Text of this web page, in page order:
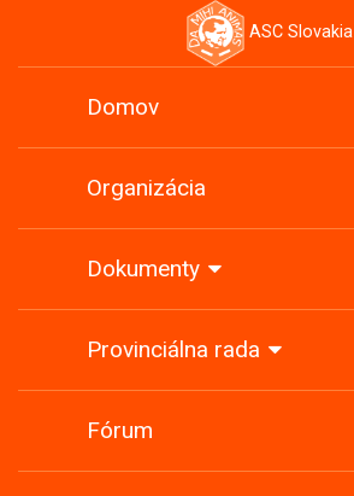
ASC Slovakia
Domov
Organizácia
Dokumenty
Provinciálna rada
Fórum